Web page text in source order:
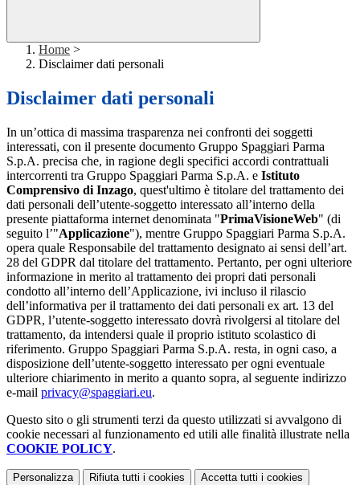
Home >
Disclaimer dati personali
Disclaimer dati personali
In un’ottica di massima trasparenza nei confronti dei soggetti
interessati, con il presente documento Gruppo Spaggiari Parma
S.p.A. precisa che, in ragione degli specifici accordi contrattuali
intercorrenti tra Gruppo Spaggiari Parma S.p.A. e Istituto
Comprensivo di Inzago, quest'ultimo è titolare del trattamento dei
dati personali dell’utente-soggetto interessato all’interno della
presente piattaforma internet denominata "PrimaVisioneWeb" (di
seguito l’"Applicazione"), mentre Gruppo Spaggiari Parma S.p.A.
opera quale Responsabile del trattamento designato ai sensi dell’art.
28 del GDPR dal titolare del trattamento. Pertanto, per ogni ulteriore
informazione in merito al trattamento dei propri dati personali
condotto all’interno dell’Applicazione, ivi incluso il rilascio
dell’informativa per il trattamento dei dati personali ex art. 13 del
GDPR, l’utente-soggetto interessato dovrà rivolgersi al titolare del
trattamento, da intendersi quale il proprio istituto scolastico di
riferimento. Gruppo Spaggiari Parma S.p.A. resta, in ogni caso, a
disposizione dell’utente-soggetto interessato per ogni eventuale
ulteriore chiarimento in merito a quanto sopra, al seguente indirizzo
e-mail privacy@spaggiari.eu.
Questo sito o gli strumenti terzi da questo utilizzati si avvalgono di
cookie necessari al funzionamento ed utili alle finalità illustrate nella
COOKIE POLICY.
Personalizza Rifiuta tutti i cookies Accetta tutti i cookies